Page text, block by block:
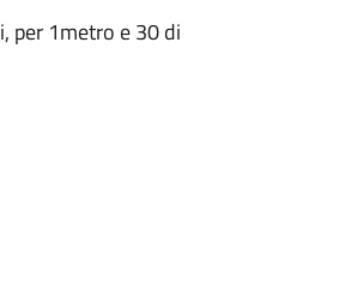
per 1metro e 30 di